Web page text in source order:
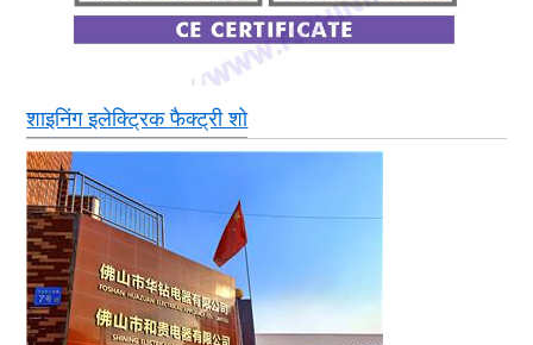
शाइनिंग इलेक्ट्रिक फैक्ट्री शो